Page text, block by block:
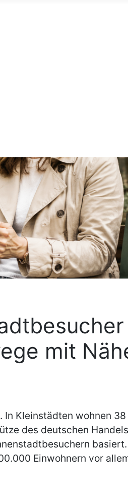
mit
Kleinstädten wohnen 38
des deutschen
Einwohnern vor